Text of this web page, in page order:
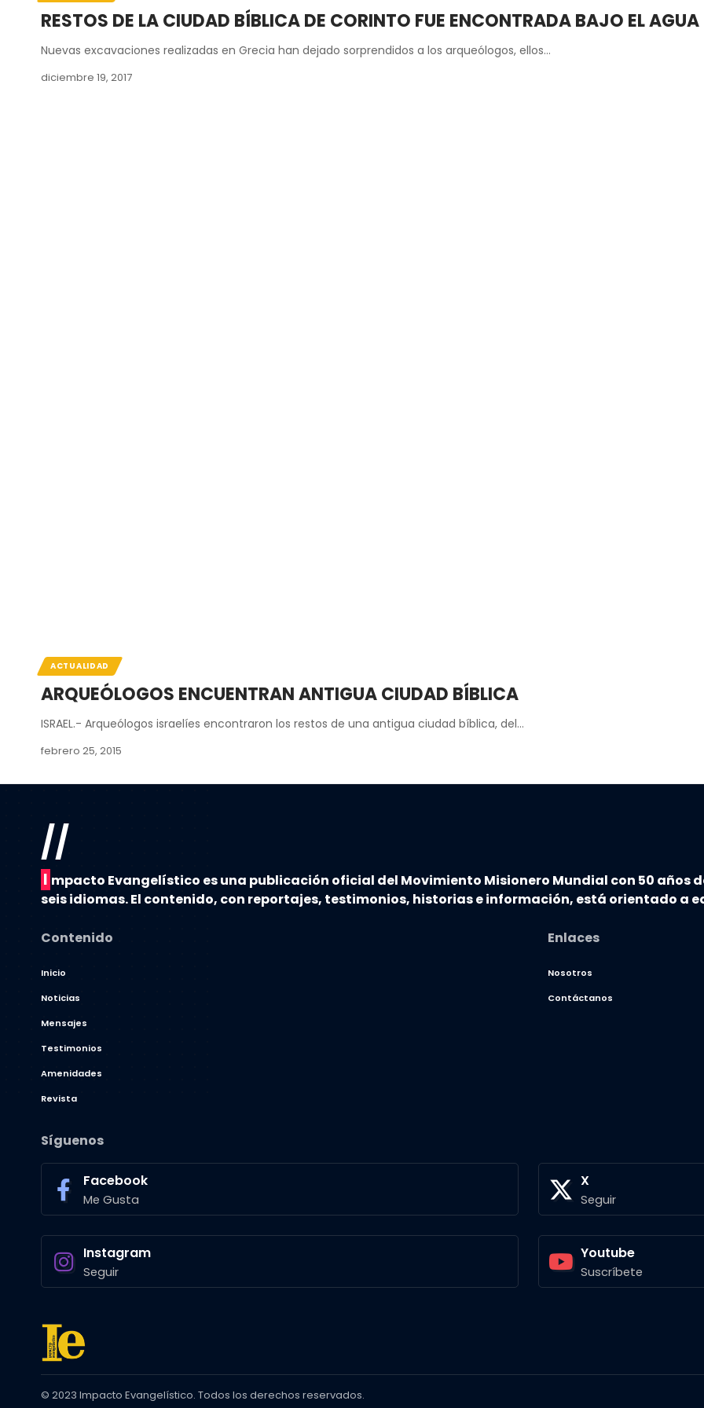
RESTOS DE LA CIUDAD BÍBLICA DE CORINTO FUE ENCONTRADA BAJO EL AGUA
Nuevas excavaciones realizadas en Grecia han dejado sorprendidos a los arqueólogos, ellos…
diciembre 19, 2017
ACTUALIDAD
ARQUEÓLOGOS ENCUENTRAN ANTIGUA CIUDAD BÍBLICA
ISRAEL.- Arqueólogos israelíes encontraron los restos de una antigua ciudad bíblica, del…
febrero 25, 2015
//
I mpacto Evangelístico es una publicación oficial del Movimiento Misionero Mundial con 50 años
seis idiomas. El contenido, con reportajes, testimonios, historias e información, está orientado a
Contenido
Inicio
Noticias
Mensajes
Testimonios
Amenidades
Revista
Enlaces
Nosotros
Contáctanos
Síguenos
Facebook
Me Gusta
X
Seguir
Instagram
Seguir
Youtube
Suscríbete
© 2023 Impacto Evangelístico. Todos los derechos reservados.